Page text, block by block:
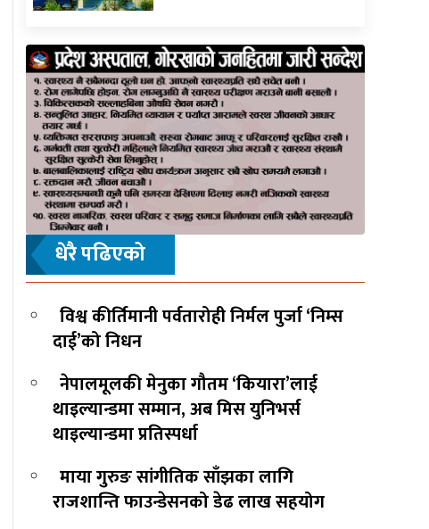
धेरै पढिएको
विश्व कीर्तिमानी पर्वतारोही निर्मल पुर्जा ‘निम्स
दाई’को निधन
नेपालमूलकी मेनुका गौतम ‘कियारा’लाई
थाइल्यान्डमा सम्मान, अब मिस युनिभर्स
थाइल्यान्डमा प्रतिस्पर्धा
माया गुरुङ सांगीतिक साँझका लागि
राजशान्ति फाउन्डेसनको डेढ लाख सहयोग